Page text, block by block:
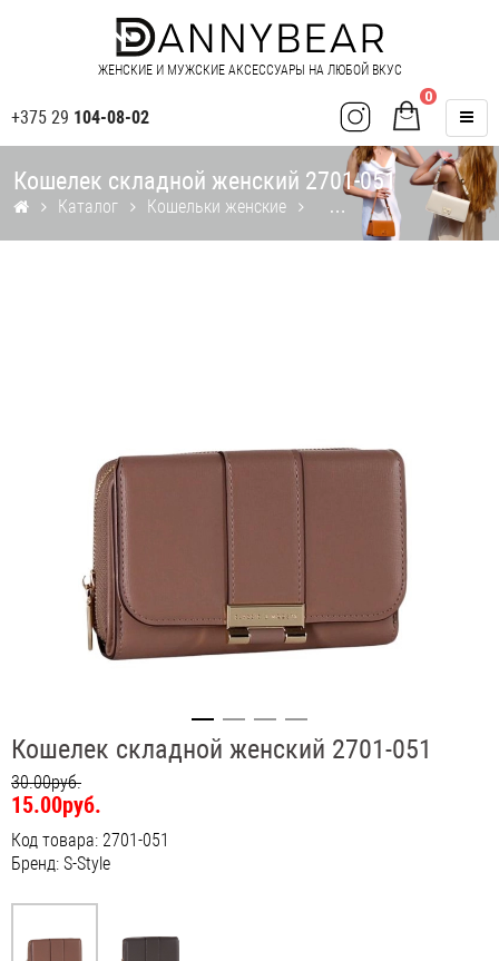
+375 29 104-08-02
ЖЕНСКИЕ И МУЖСКИЕ АКСЕССУАРЫ НА ЛЮБОЙ ВКУС
0
Кошелек складной женский 2701-051
Каталог Кошельки женские
Кошелек складной женский 2701-051
30.00руб.
15.00руб.
Код товара: 2701-051
Бренд: S-Style